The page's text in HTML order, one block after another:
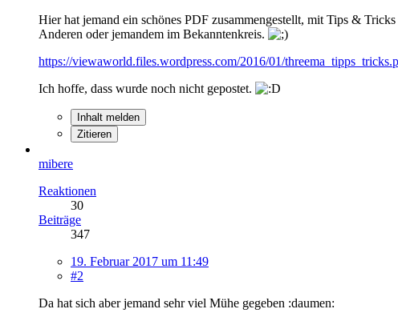
Hier hat jemand ein schönes PDF zusammengestellt, mit Tips &
Anderen oder jemandem im Bekanntenkreis.
https://viewaworld.files.wordpress.com/2016/01/
Ich hoffe, dass wurde noch nicht gepostet.
Inhalt melden
Zitieren
mibere
Reaktionen
30
Beiträge
347
19. Februar 2017 um 11:49
#2
Da hat sich aber jemand sehr viel Mühe gegeben :daumen: